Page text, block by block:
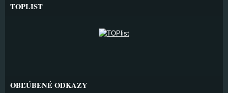
TOPLIST
OBĽÚBENÉ ODKAZY